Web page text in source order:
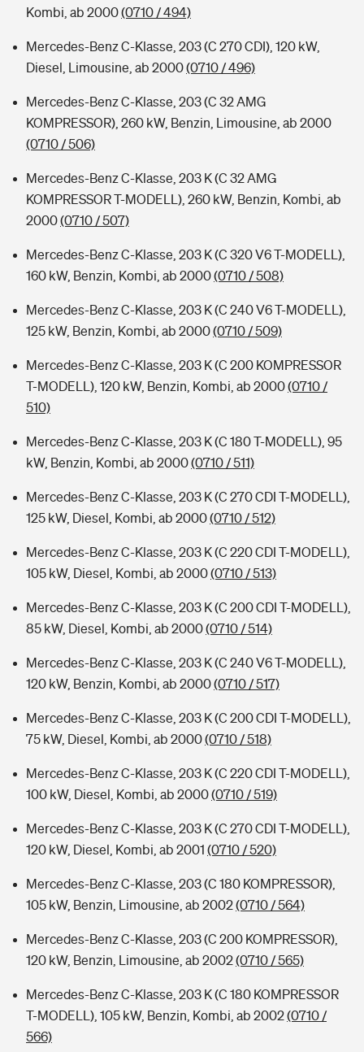
Kombi, ab 2000(0710 / 494)
Mercedes-Benz C-Klasse, 203 (C 270 CDI), 120 kW,
Diesel, Limousine, ab 2000(0710 / 496)
Mercedes-Benz C-Klasse, 203 (C 32 AMG
KOMPRESSOR), 260 kW, Benzin, Limousine, ab 2000
(0710 / 506)
Mercedes-Benz C-Klasse, 203 K (C 32 AMG
KOMPRESSOR T-MODELL), 260 kW, Benzin, Kombi, ab
2000(0710 / 507)
Mercedes-Benz C-Klasse, 203 K (C 320 V6 T-MODELL),
160 kW, Benzin, Kombi, ab 2000(0710 / 508)
Mercedes-Benz C-Klasse, 203 K (C 240 V6 T-MODELL),
125 kW, Benzin, Kombi, ab 2000(0710 / 509)
Mercedes-Benz C-Klasse, 203 K (C 200 KOMPRESSOR
T-MODELL), 120 kW, Benzin, Kombi, ab 2000(0710 /
510)
Mercedes-Benz C-Klasse, 203 K (C 180 T-MODELL), 95
kW, Benzin, Kombi, ab 2000(0710 / 511)
Mercedes-Benz C-Klasse, 203 K (C 270 CDI T-MODELL),
125 kW, Diesel, Kombi, ab 2000(0710 / 512)
Mercedes-Benz C-Klasse, 203 K (C 220 CDI T-MODELL),
105 kW, Diesel, Kombi, ab 2000(0710 / 513)
Mercedes-Benz C-Klasse, 203 K (C 200 CDI T-MODELL),
85 kW, Diesel, Kombi, ab 2000(0710 / 514)
Mercedes-Benz C-Klasse, 203 K (C 240 V6 T-MODELL),
120 kW, Benzin, Kombi, ab 2000(0710 / 517)
Mercedes-Benz C-Klasse, 203 K (C 200 CDI T-MODELL),
75 kW, Diesel, Kombi, ab 2000(0710 / 518)
Mercedes-Benz C-Klasse, 203 K (C 220 CDI T-MODELL),
100 kW, Diesel, Kombi, ab 2000(0710 / 519)
Mercedes-Benz C-Klasse, 203 K (C 270 CDI T-MODELL),
120 kW, Diesel, Kombi, ab 2001 (0710 / 520)
Mercedes-Benz C-Klasse, 203 (C 180 KOMPRESSOR),
105 kW, Benzin, Limousine, ab 2002(0710 / 564)
Mercedes-Benz C-Klasse, 203 (C 200 KOMPRESSOR),
120 kW, Benzin, Limousine, ab 2002(0710 / 565)
Mercedes-Benz C-Klasse, 203 K (C 180 KOMPRESSOR
T-MODELL), 105 kW, Benzin, Kombi, ab 2002(0710 /
566)